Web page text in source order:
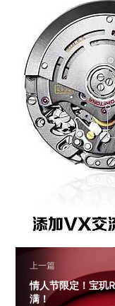
上一篇
情人节限定！宝玑
满！